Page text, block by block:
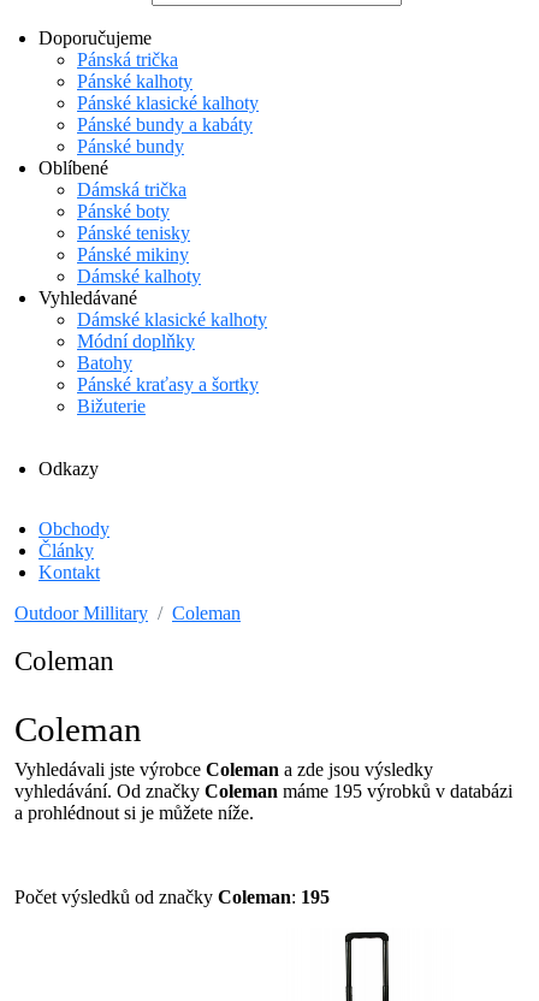
Doporučujeme
Pánská trička
Pánské kalhoty
Pánské klasické kalhoty
Pánské bundy a kabáty
Pánské bundy
Oblíbené
Dámská trička
Pánské boty
Pánské tenisky
Pánské mikiny
Dámské kalhoty
Vyhledávané
Dámské klasické kalhoty
Módní doplňky
Batohy
Pánské kraťasy a šortky
Bižuterie
Odkazy
Obchody
Články
Kontakt
Outdoor Millitary
Coleman
Coleman
Coleman
Vyhledávali jste výrobce Coleman a zde jsou výsledky
vyhledávání. Od značky Coleman máme 195 výrobků v databázi
a prohlédnout si je můžete níže.
Počet výsledků od značky Coleman: 195